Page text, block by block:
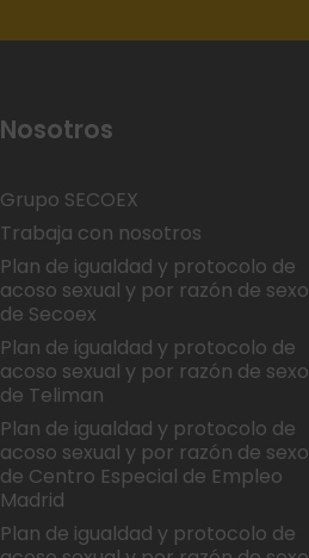
Nosotros
Grupo SECOEX
Trabaja con nosotros
Plan de igualdad y protocolo de
acoso sexual y por razón de sexo
de Secoex
Plan de igualdad y protocolo de
acoso sexual y por razón de sexo
de Teliman
Plan de igualdad y protocolo de
acoso sexual y por razón de sexo
de Centro Especial de Empleo
Madrid
Plan de igualdad y protocolo de